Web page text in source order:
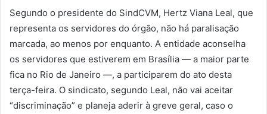
Segundo o presidente do SindCVM, Hertz Viana Leal, que
representa os servidores do órgão, não há paralisação
marcada, ao menos por enquanto. A entidade aconselha
os servidores que estiverem em Brasília — a maior parte
fica no Rio de Janeiro —, a participarem do ato desta
terça-feira. O sindicato, segundo Leal, não vai aceitar
“discriminação” e planeja aderir à greve geral, caso o